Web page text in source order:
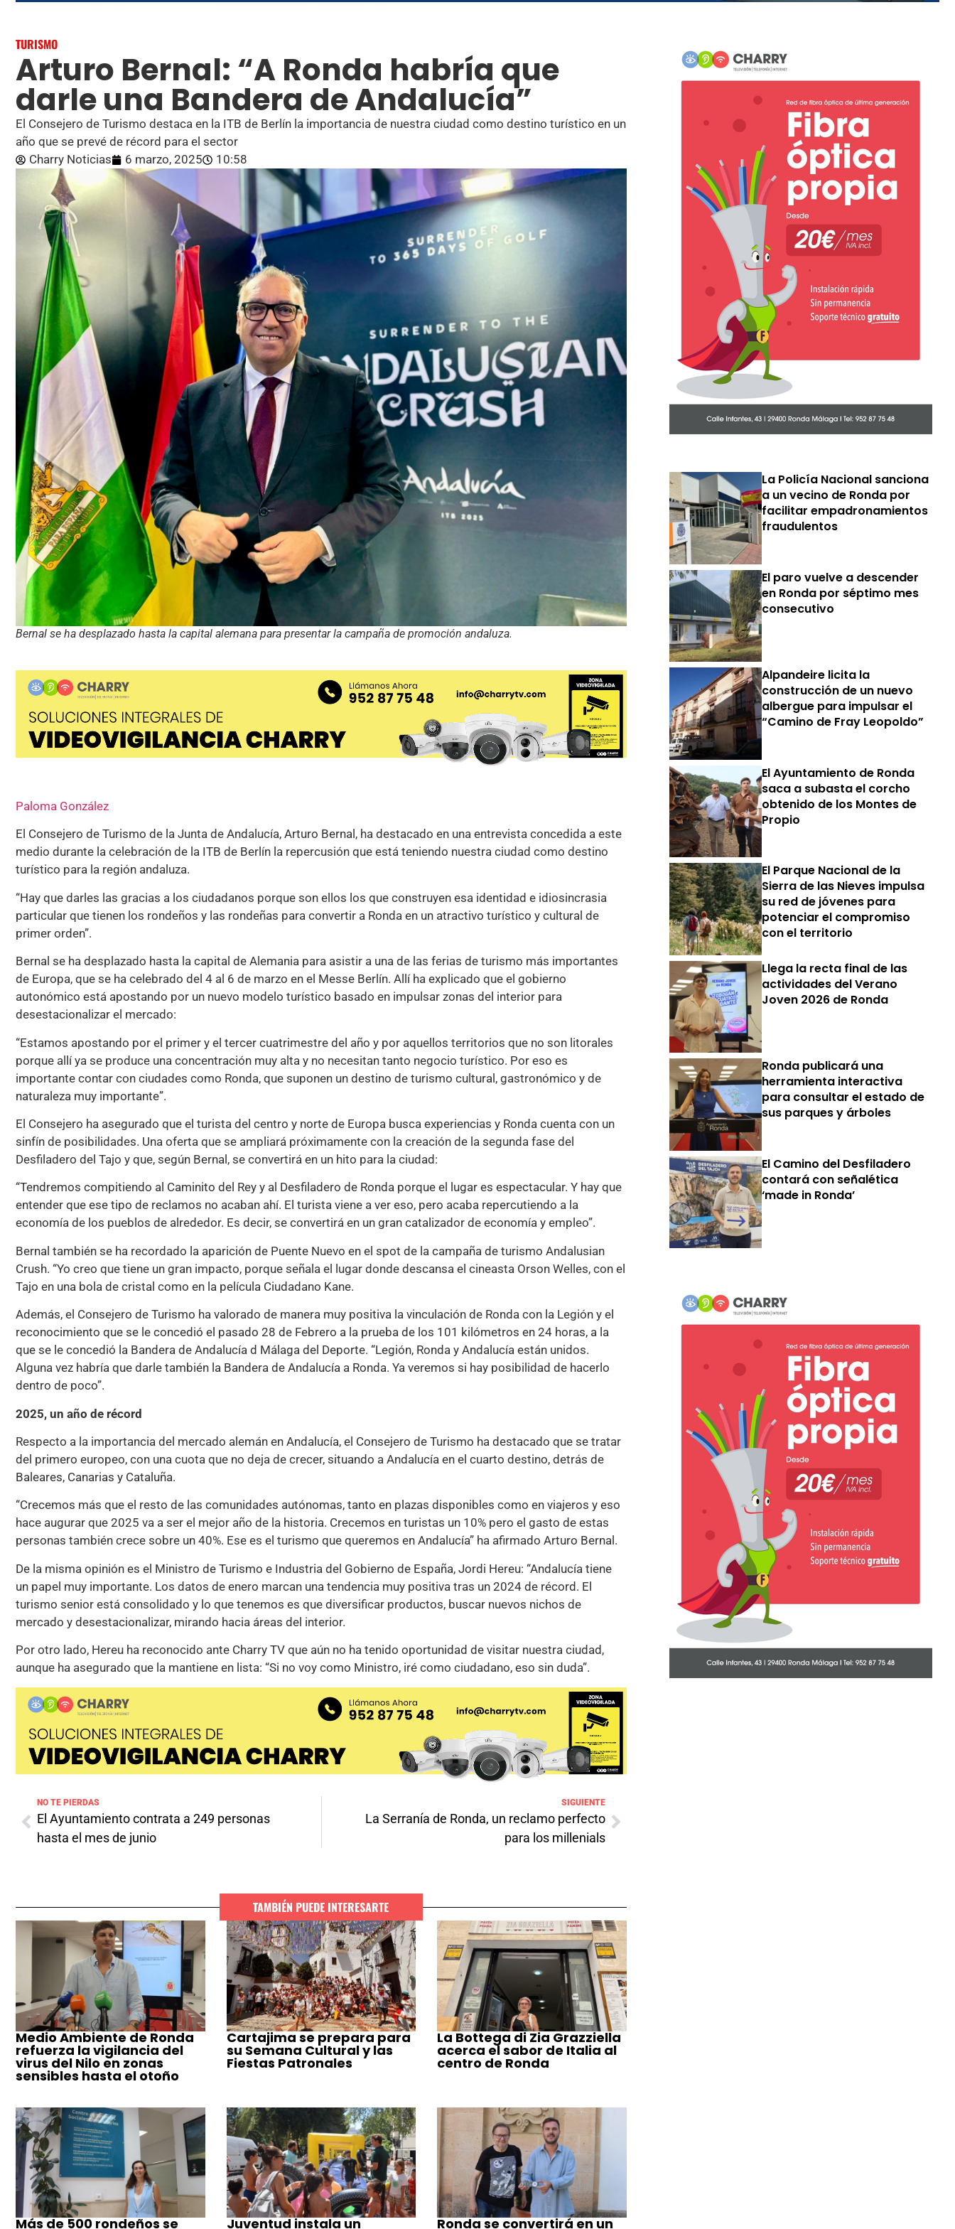
TURISMO
Arturo Bernal: “A Ronda habría que
darle una Bandera de Andalucía”
El Consejero de Turismo destaca en la ITB de Berlín la importancia de nuestra ciudad como destino turístico en un
año que se prevé de récord para el sector
Charry Noticias
6 marzo, 2025 10:58
Bernal se ha desplazado hasta la capital alemana para presentar la campaña de promoción andaluza.
Paloma González
El Consejero de Turismo de la Junta de Andalucía, Arturo Bernal, ha destacado en una entrevista concedida a este
medio durante la celebración de la ITB de Berlín la repercusión que está teniendo nuestra ciudad como destino
turístico para la región andaluza.
“Hay que darles las gracias a los ciudadanos porque son ellos los que construyen esa identidad e idiosincrasia
particular que tienen los rondeños y las rondeñas para convertir a Ronda en un atractivo turístico y cultural de
primer orden”.
Bernal se ha desplazado hasta la capital de Alemania para asistir a una de las ferias de turismo más importantes
de Europa, que se ha celebrado del 4 al 6 de marzo en el Messe Berlín. Allí ha explicado que el gobierno
autonómico está apostando por un nuevo modelo turístico basado en impulsar zonas del interior para
desestacionalizar el mercado:
“Estamos apostando por el primer y el tercer cuatrimestre del año y por aquellos territorios que no son litorales
porque allí ya se produce una concentración muy alta y no necesitan tanto negocio turístico. Por eso es
importante contar con ciudades como Ronda, que suponen un destino de turismo cultural, gastronómico y de
naturaleza muy importante”.
El Consejero ha asegurado que el turista del centro y norte de Europa busca experiencias y Ronda cuenta con un
sinfín de posibilidades. Una oferta que se ampliará próximamente con la creación de la segunda fase del
Desfiladero del Tajo y que, según Bernal, se convertirá en un hito para la ciudad:
“Tendremos compitiendo al Caminito del Rey y al Desfiladero de Ronda porque el lugar es espectacular. Y hay que
entender que ese tipo de reclamos no acaban ahí. El turista viene a ver eso, pero acaba repercutiendo a la
economía de los pueblos de alrededor. Es decir, se convertirá en un gran catalizador de economía y empleo”.
Bernal también se ha recordado la aparición de Puente Nuevo en el spot de la campaña de turismo Andalusian
Crush. “Yo creo que tiene un gran impacto, porque señala el lugar donde descansa el cineasta Orson Welles, con el
Tajo en una bola de cristal como en la película Ciudadano Kane.
Además, el Consejero de Turismo ha valorado de manera muy positiva la vinculación de Ronda con la Legión y el
reconocimiento que se le concedió el pasado 28 de Febrero a la prueba de los 101 kilómetros en 24 horas, a la
que se le concedió la Bandera de Andalucía d Málaga del Deporte. “Legión, Ronda y Andalucía están unidos.
Alguna vez habría que darle también la Bandera de Andalucía a Ronda. Ya veremos si hay posibilidad de hacerlo
dentro de poco”.
2025, un año de récord
Respecto a la importancia del mercado alemán en Andalucía, el Consejero de Turismo ha destacado que se tratar
del primero europeo, con una cuota que no deja de crecer, situando a Andalucía en el cuarto destino, detrás de
Baleares, Canarias y Cataluña.
“Crecemos más que el resto de las comunidades autónomas, tanto en plazas disponibles como en viajeros y eso
hace augurar que 2025 va a ser el mejor año de la historia. Crecemos en turistas un 10% pero el gasto de estas
personas también crece sobre un 40%. Ese es el turismo que queremos en Andalucía” ha afirmado Arturo Bernal.
De la misma opinión es el Ministro de Turismo e Industria del Gobierno de España, Jordi Hereu: “Andalucía tiene
un papel muy importante. Los datos de enero marcan una tendencia muy positiva tras un 2024 de récord. El
turismo senior está consolidado y lo que tenemos es que diversificar productos, buscar nuevos nichos de
mercado y desestacionalizar, mirando hacia áreas del interior.
Por otro lado, Hereu ha reconocido ante Charry TV que aún no ha tenido oportunidad de visitar nuestra ciudad,
aunque ha asegurado que la mantiene en lista: “Si no voy como Ministro, iré como ciudadano, eso sin duda”.
NO TE PIERDAS
El Ayuntamiento contrata a 249 personas
hasta el mes de junio
SIGUIENTE
La Serranía de Ronda, un reclamo perfecto
para los millenials
TAMBIÉN PUEDE INTERESARTE
Medio Ambiente de Ronda
refuerza la vigilancia del
virus del Nilo en zonas
sensibles hasta el otoño
Cartajima se prepara para
su Semana Cultural y las
Fiestas Patronales
La Bottega di Zia Grazziella
acerca el sabor de Italia al
centro de Ronda
Más de 500 rondeños se Juventud instala un Ronda se convertirá en un
La Policía Nacional sanciona
a un vecino de Ronda por
facilitar empadronamientos
fraudulentos
El paro vuelve a descender
en Ronda por séptimo mes
consecutivo
Alpandeire licita la
construcción de un nuevo
albergue para impulsar el
“Camino de Fray Leopoldo”
El Ayuntamiento de Ronda
saca a subasta el corcho
obtenido de los Montes de
Propio
El Parque Nacional de la
Sierra de las Nieves impulsa
su red de jóvenes para
potenciar el compromiso
con el territorio
Llega la recta final de las
actividades del Verano
Joven 2026 de Ronda
Ronda publicará una
herramienta interactiva
para consultar el estado de
sus parques y árboles
El Camino del Desfiladero
contará con señalética
‘made in Ronda’